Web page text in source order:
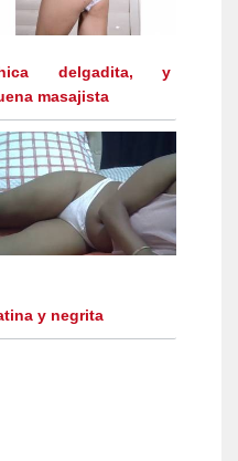
delgadita, y
masajista
y negrita